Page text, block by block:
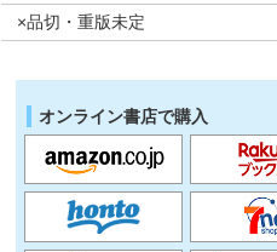
×品切・重版未定
オンライン書店で購入